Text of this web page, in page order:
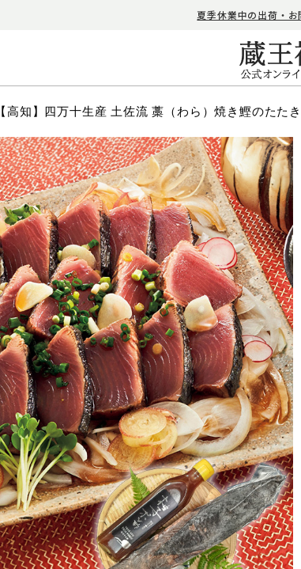
夏季休業中の出荷・
【高知】四万十生産 土佐流 藁（わら）焼き鰹のた